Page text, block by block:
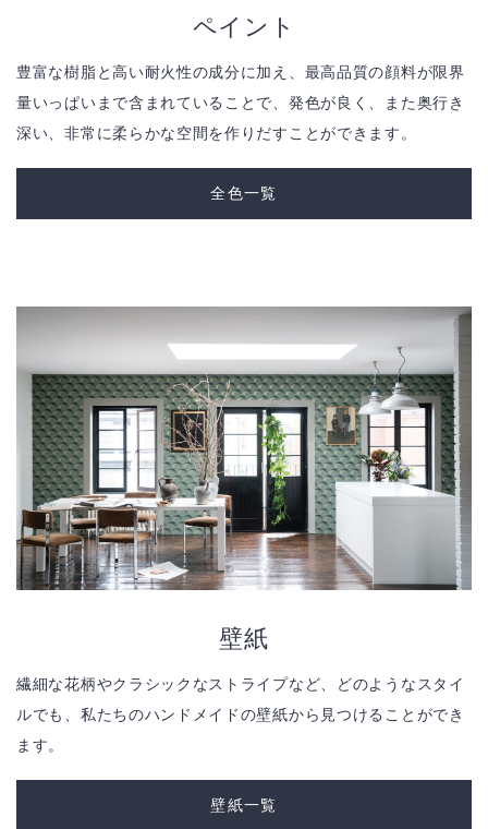
ペイント
豊富な樹脂と高い耐火性の成分に加え、最高品質の顔料が限界
量いっぱいまで含まれていることで、発色が良く、また奥行き
深い、非常に柔らかな空間を作りだすことができます。
全色一覧
壁紙
繊細な花柄やクラシックなストライプなど、どのようなスタイ
ルでも、私たちのハンドメイドの壁紙から見つけることができ
ます。
壁紙一覧